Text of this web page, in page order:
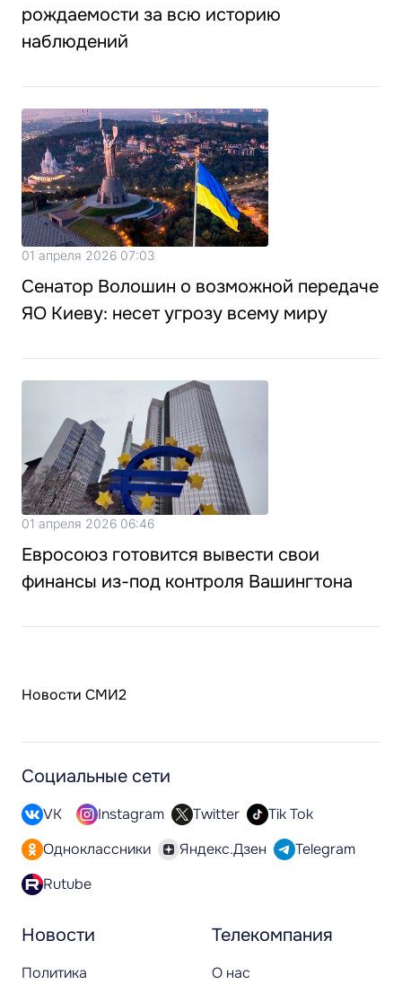
рождаемости за всю историю
наблюдений
01 апреля 2026 07:03
Сенатор Волошин о возможной передаче
ЯО Киеву: несет угрозу всему миру
01 апреля 2026 06:46
Евросоюз готовится вывести свои
финансы из-под контроля Вашингтона
Новости СМИ2
Новости
Политика
Телекомпания
О нас
Социальные сети
VK Instagram Twitter
Tik Tok
Одноклассники
Яндекс.Дзен
Telegram
Rutube